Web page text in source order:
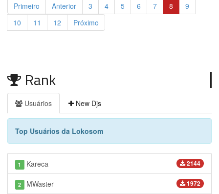
Primeiro Anterior 3 4 5 6 7 8
9
10
11 12 Próximo
Rank
Usuários New Djs
Top Usuários da Lokosom
2144
1 Kareca
1972
2 MWaster